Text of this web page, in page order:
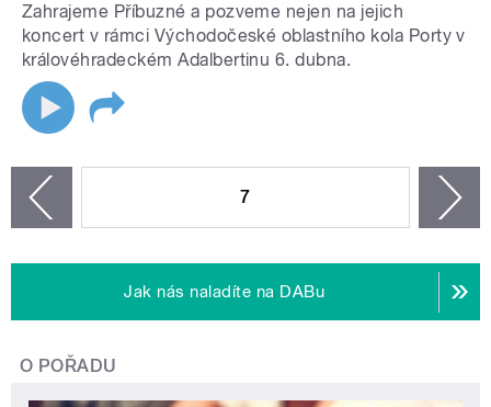
Zahrajeme Příbuzné a pozveme nejen na jejich
koncert v rámci Východočeské oblastního kola Porty v
královéhradeckém Adalbertinu 6. dubna.
7
Jak nás naladíte na DABu
O POŘADU